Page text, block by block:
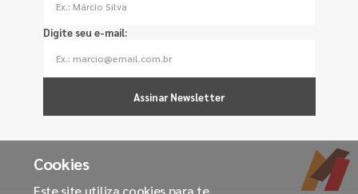
Cookies
Este site utiliza cookies para te
Digite seu e-mail:
Assinar Newsletter